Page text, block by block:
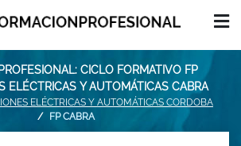
CICLO FORMATIVO FP
ELÉCTRICAS Y AUTOMÁTICAS CABRA
ELÉCTRICAS Y AUTOMÁTICAS CORDOBA
FP CABRA